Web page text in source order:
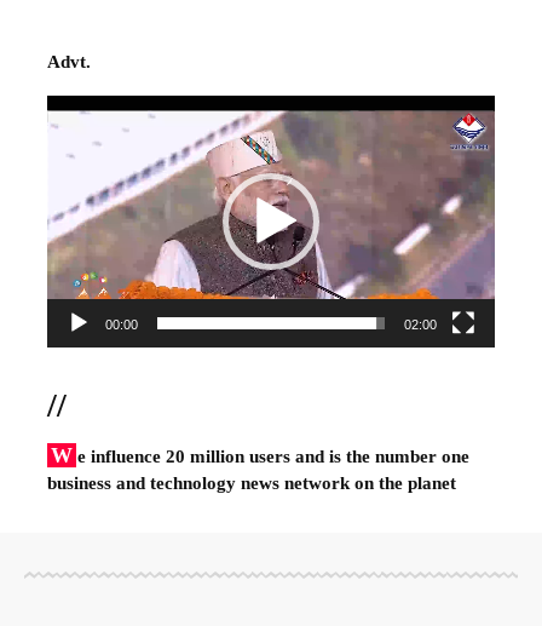
Advt.
Video
00:00 02:00
//
W e influence 20 million users and is the number one
business and technology news network on the planet